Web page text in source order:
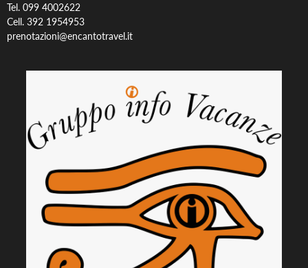
Tel. 099 4002622
Cell. 392 1954953
prenotazioni@encantotravel.it